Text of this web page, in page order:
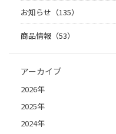
お知らせ（135）
商品情報（53）
アーカイブ
2026年
2025年
2024年